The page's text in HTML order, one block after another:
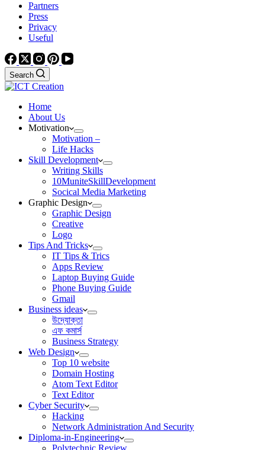
Partners
Press
Privacy
Useful
Search
Home
About Us
Motivation
Motivation –
Life Hacks
Skill Development
Writing Skills
10MuniteSkillDevelopment
Socical Media Marketing
Graphic Design
Graphic Design
Creative
Logo
Tips And Tricks
IT Tips & Trics
Apps Review
Laptop Buying Guide
Phone Buying Guide
Gmail
Business ideas
উদ্যোক্তা
এফ কমার্স
Business Strategy
Web Design
Top 10 website
Domain Hosting
Atom Text Editor
Text Editor
Cyber Security
Hacking
Network Administration And Security
Diploma-in-Engineering
Polytechnic Review